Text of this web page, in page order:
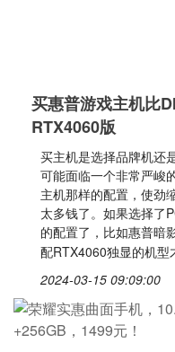
买惠普游戏主机比
RTX4060版
买主机是选择品牌机还
可能面临一个非常严峻
主机那样的配置，使劲
太多钱了。如果选择了
的配置了，比如惠普暗
配RTX4060独显的机型
2024-03-15 09:09:00